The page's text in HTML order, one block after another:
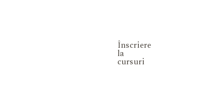
Înscriere
la
cursuri